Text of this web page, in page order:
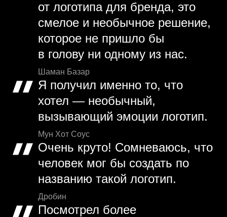
от логотипа для бренда, это
смелое и необычное решение,
которое не пришло бы
в голову ни одному из нас.
Шаман Базар
Я получил именно то, что
хотел — необычный,
вызывающий эмоции логотип.
Мун Хот Соус
Очень круто! Сомневаюсь, что
человек мог бы создать по
названию такой логотип.
Дробин
Посмотрел более